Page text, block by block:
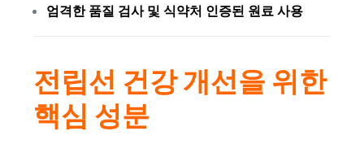
엄격한 품질 검사 및 식약처 인증된 원료 사용
전립선 건강 개선을 위한
핵심 성분